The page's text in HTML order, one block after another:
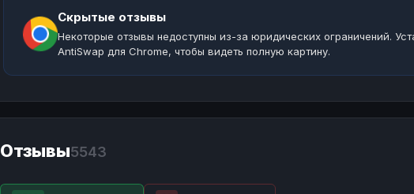
Скрытые отзывы
Некоторые отзывы недоступны из-за юридических ограничений.
AntiSwap для Chrome, чтобы видеть полную картину.
Отзывы5543